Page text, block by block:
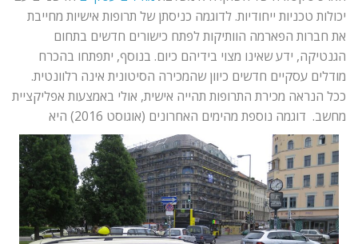
יכולות טכניות ייחודיות. לדוגמה כניסתן של תרופות אישיות מחייבת
את חברות הפארמה הוותיקות לפתח כישורים חדשים בתחום
הגנטיקה, ידע שאינו מצוי בידיהם כיום. בנוסף, יתפתחו בהכרח
מודלים עסקיים חדשים כיוון שהמכירה הסיטונית אינה רלוונטית.
ככל הנראה מכירת התרופות תהייה אישית, אולי באמצעות אפליקציית
מחשב. דוגמה נוספת מהימים האחרונים (אוגוסט 2016) היא